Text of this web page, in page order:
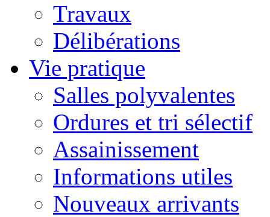
Travaux
Délibérations
Vie pratique
Salles polyvalentes
Ordures et tri sélectif
Assainissement
Informations utiles
Nouveaux arrivants